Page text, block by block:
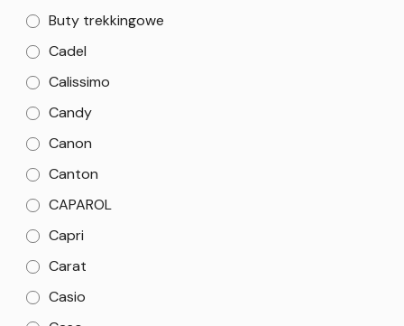
Buty trekkingowe
Cadel
Calissimo
Candy
Canon
Canton
CAPAROL
Capri
Carat
Casio